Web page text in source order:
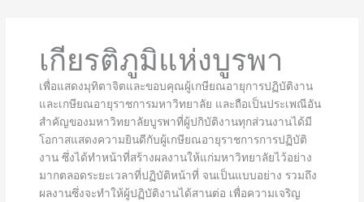
เกียรติภูมิแห่งบูรพา
เพื่อแสดงมุทิตาจิตและขอบคุณผู้เกษียณอายุการปฏิบัติงาน
และเกษียณอายุราชการมหาวิทยาลัย และถือเป็นประเพณีอัน
สำคัญของมหาวิทยาลัยบูรพาที่ผู้ปกิบัติงานทุกส่วนงานได้มี
โอกาสแสดงความยินดีกับผู้เกษียณอายุราชการการปฏิบัติ
งาน ซึ่งได้ทำหน้าที่สร้างผลงานให้แก่มหาวิทยาลัยไว้อย่าง
มากตลอดระยะเวลาที่ปฏิบัติหน้าที่ จนเป็นแบบอย่าง รวมถึง
ผลงานซึ่งจะทำให้ผู้ปฏิบัติงานได้สานต่อ เพื่อความเจริญ